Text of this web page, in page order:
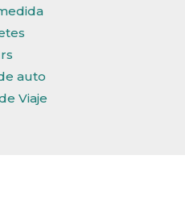
auto
Viaje